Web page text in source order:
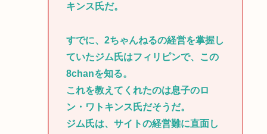
キンス氏だ。
すでに、2ちゃんねるの経営を掌握し
ていたジム氏はフィリピンで、この
8chanを知る。
これを教えてくれたのは息子のロ
ン・ワトキンス氏だそうだ。
ジム氏は、サイトの経営難に直面し